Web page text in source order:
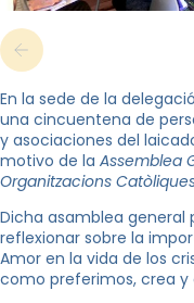
En la sede de la
una cincuentena de
y asociaciones del
motivo de la Assemblea
Organitzacions
Dicha asamblea general
reflexionar sobre la
Amor en la vida de los
como preferimos, crea y